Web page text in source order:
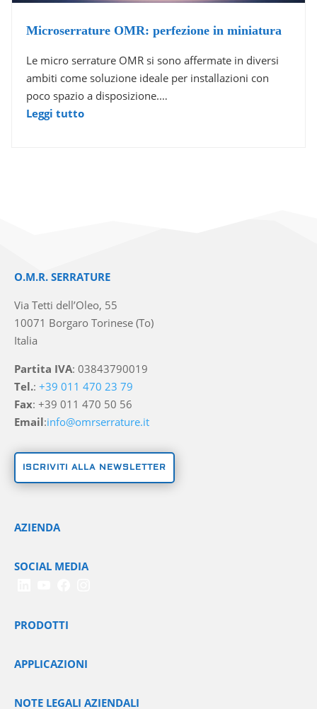
Microserrature OMR: perfezione in miniatura
Le micro serrature OMR si sono affermate in diversi
ambiti come soluzione ideale per installazioni con
poco spazio a disposizione.…
Leggi tutto
O.M.R. SERRATURE
Via Tetti dell’Oleo, 55
10071 Borgaro Torinese (To)
Italia
Partita IVA: 03843790019
Tel.:+39 011 470 23 79
Fax: +39 011 470 50 56
Email:info@omrserrature.it
ISCRIVITI ALLA NEWSLETTER
AZIENDA
SOCIAL MEDIA
PRODOTTI
APPLICAZIONI
NOTE LEGALI AZIENDALI